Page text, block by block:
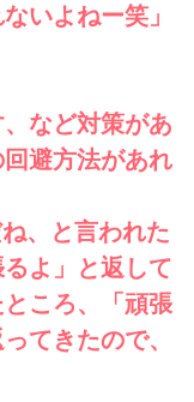
いよねー笑」
など対策があ
避方法があれ
、と言われた
よ」と返して
ころ、「頑張
てきたので、